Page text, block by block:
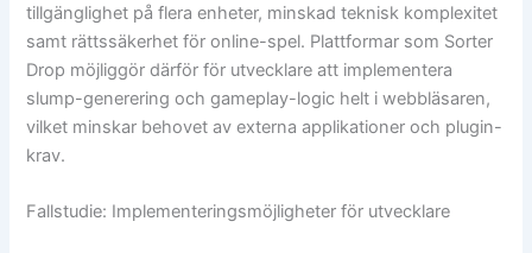
tillgänglighet på flera enheter, minskad teknisk komplexitet
samt rättssäkerhet för online-spel. Plattformar som Sorter
Drop möjliggör därför för utvecklare att implementera
slump-generering och gameplay-logic helt i webbläsaren,
vilket minskar behovet av externa applikationer och plugin-
krav.
Fallstudie: Implementeringsmöjligheter för utvecklare